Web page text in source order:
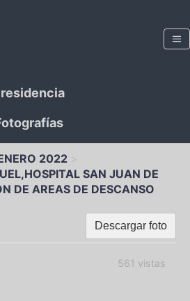
2022
SAN JUAN DE
DE AREAS DE DESCANSO
Descargar foto
561 vistas